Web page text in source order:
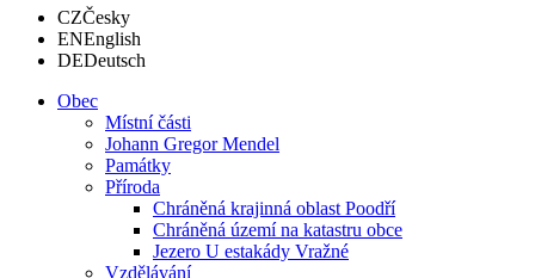
CZČesky
ENEnglish
DEDeutsch
Obec
Místní části
Johann Gregor Mendel
Památky
Příroda
Chráněná krajinná oblast Poodří
Chráněná území na katastru obce
Jezero U estakády Vražné
Vzdělávání